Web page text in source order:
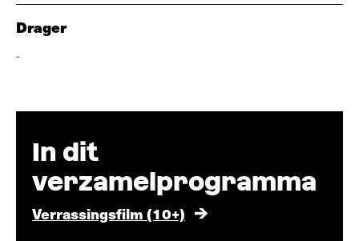
Drager
-
In dit
verzamelprogramma
Verrassingsfilm (10+)